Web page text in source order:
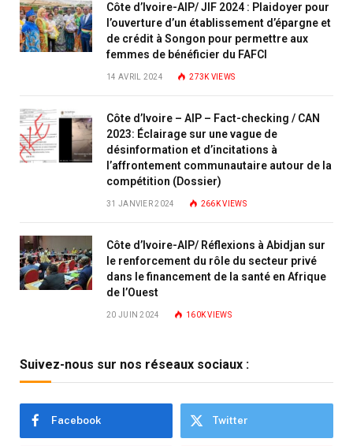
Côte d’Ivoire-AIP/ JIF 2024 : Plaidoyer pour
l’ouverture d’un établissement d’épargne et
de crédit à Songon pour permettre aux
femmes de bénéficier du FAFCI
14 AVRIL 2024 273KVIEWS
Côte d’Ivoire – AIP – Fact-checking / CAN
2023: Éclairage sur une vague de
désinformation et d’incitations à
l’affrontement communautaire autour de la
compétition (Dossier)
31 JANVIER 2024 266KVIEWS
Côte d’Ivoire-AIP/ Réflexions à Abidjan sur
le renforcement du rôle du secteur privé
dans le financement de la santé en Afrique
de l’Ouest
20 JUIN 2024 160KVIEWS
Suivez-nous sur nos réseaux sociaux :
Facebook Twitter